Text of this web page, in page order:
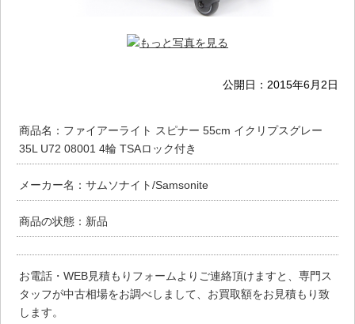
公開日： 2015年6月2日
商品名：ファイアーライト スピナー 55cm イクリプスグレー
35L U72 08001 4輪 TSAロック付き
メーカー名：サムソナイト/Samsonite
商品の状態：新品
お電話・WEB見積もりフォームよりご連絡頂けますと、専門ス
タッフが中古相場をお調べしまして、お買取額をお見積もり致
します。